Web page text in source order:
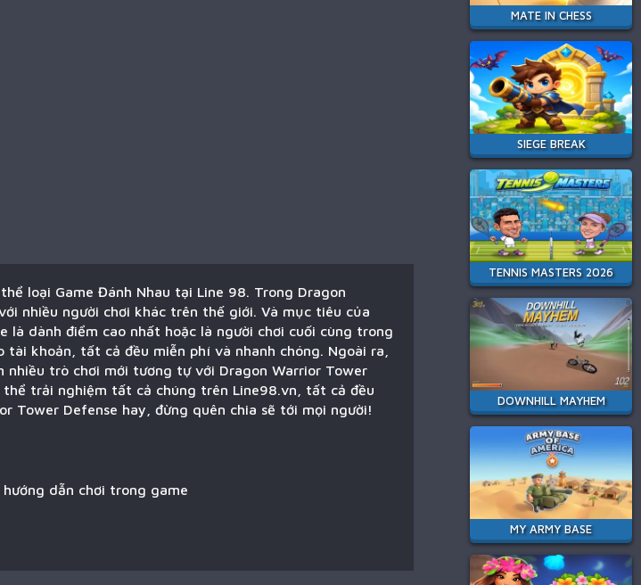
loại Game Đánh Nhau tại Line 98. Trong Dragon
nhiều người chơi khác trên thế giới. Và mục tiêu của
là dành điểm cao nhất hoặc là người chơi cuối cùng trong
khoản, tất cả đều miễn phí và nhanh chóng. Ngoài ra,
trò chơi mới tương tự với Dragon Warrior Tower
thể trải nghiệm tất cả chúng trên Line98.vn, tất cả đều
Tower Defense hay, đừng quên chia sẽ tới mọi người!
dẫn chơi trong game
MATE IN CHESS
SIEGE BREAK
TENNIS MASTERS 2026
DOWNHILL MAYHEM
MY ARMY BASE